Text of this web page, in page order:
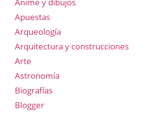
Apuestas
Arqueología
Arquitectura y construcciones
Arte
Astronomía
Biografías
Blogger